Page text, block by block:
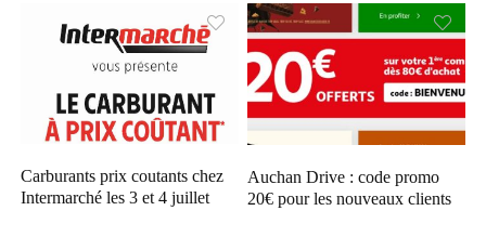
Carburants prix coutants chez
Intermarché les 3 et 4 juillet
Auchan Drive : code promo
20€ pour les nouveaux clients